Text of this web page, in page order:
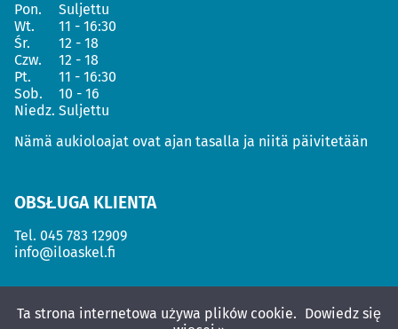
Pon.
Suljettu
Wt.
11 - 16:30
Śr.
12 - 18
Czw.
12 - 18
Pt.
11 - 16:30
Sob.
10 - 16
Niedz. Suljettu
Nämä aukioloajat ovat ajan tasalla ja niitä päivitetään
OBSŁUGA KLIENTA
Tel. 045 783 12909
info@iloaskel.fi
Ta strona internetowa używa plików cookie. Dowiedz się